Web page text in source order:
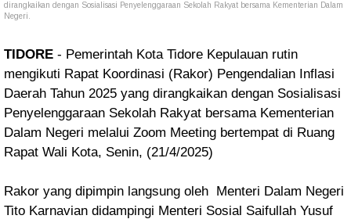
dirangkaikan dengan Sosialisasi Penyelenggaraan Sekolah Rakyat bersama Kementerian Dalam
Negeri.
TIDORE - Pemerintah Kota Tidore Kepulauan rutin
mengikuti Rapat Koordinasi (Rakor) Pengendalian Inflasi
Daerah Tahun 2025 yang dirangkaikan dengan Sosialisasi
Penyelenggaraan Sekolah Rakyat bersama Kementerian
Dalam Negeri melalui Zoom Meeting bertempat di Ruang
Rapat Wali Kota, Senin, (21/4/2025)
Rakor yang dipimpin langsung oleh Menteri Dalam Negeri
Tito Karnavian didampingi Menteri Sosial Saifullah Yusuf